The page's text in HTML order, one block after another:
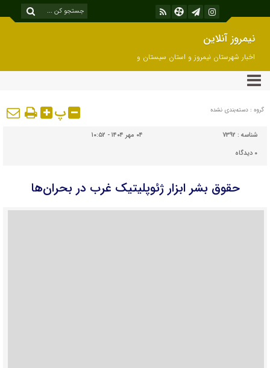
نیمروز آنلاین
اخبار شهرستان نیمروز و استان سیستان و
بلوچستان
گروه : دسته‌بندی نشده پ
شناسه : 7392
۰۴ مهر ۱۴۰۴ - ۱۰:۵۲
۰ دیدگاه
حقوق بشر ابزار ژئوپلیتیک غرب در بحران‌ها